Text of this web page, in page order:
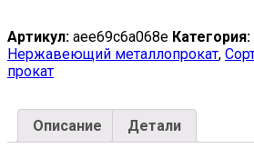
г/
к,
ГОСТ
2590-
ГОСТ
5949-
Артикул: aee69c6a068e Категория:
Нержавеющий металлопрокат,
прокат
Описание Детали